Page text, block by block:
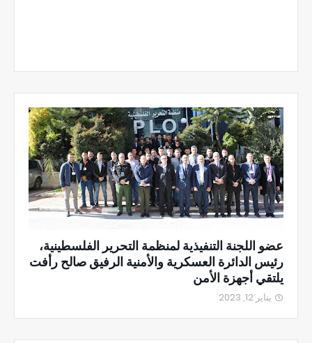
عضو اللجنة التنفيذية لمنظمة التحرير الفلسطينية،
رئيس الدائرة العسكرية والأمنية الرفيق صالح رأفت
يلتقي أجهزة الأمن
يناير 12, 2023